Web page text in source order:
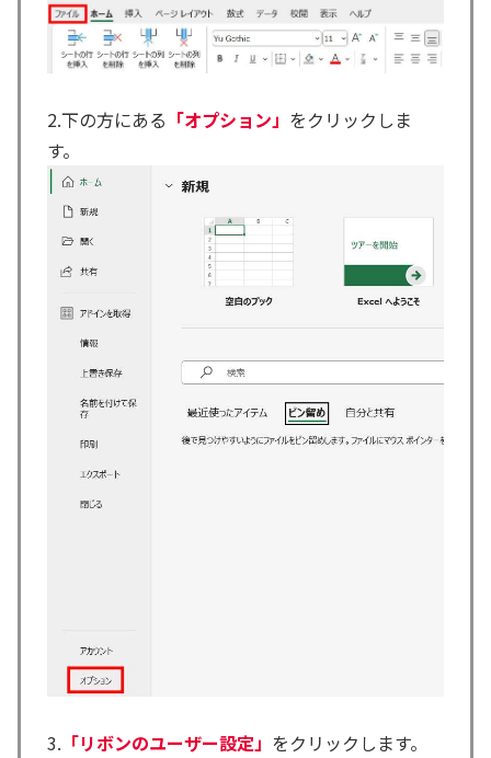
2.下の方にある 「オプション」 をクリックしま
す。
3. 「リボンのユーザー設定」 をクリックします。